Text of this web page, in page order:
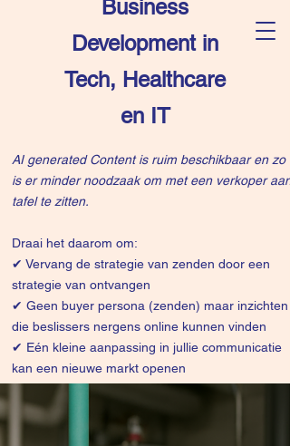
Business
Development in
Tech, Healthcare
en IT
AI generated Content is ruim beschikbaar en zo
is er minder noodzaak om met een verkoper aan
tafel te zitten.
Draai het daarom om:
✔ Vervang de strategie van zenden door een
strategie van ontvangen
✔ Geen buyer persona (zenden) maar inzichten
die beslissers nergens online kunnen vinden
✔ Eén kleine aanpassing in jullie communicatie
kan een nieuwe markt openen